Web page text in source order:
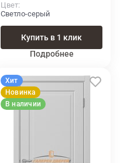
Цвет
Светло-серый
Купить в 1 клик
Подробнее
Хит
Новинка
В наличии